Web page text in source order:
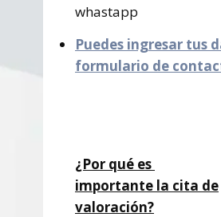
whastapp
Puedes ingresar tus
formulario de
¿Por qué es
importante la cita de
valoración?